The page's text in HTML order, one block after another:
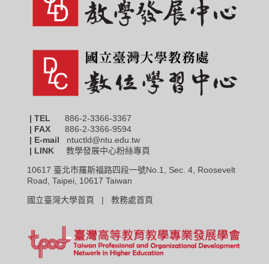
| TEL 886-2-3366-3367
| FAX
886-2-3366-9594
| E-mail ntuctld@ntu.edu.tw
| LINK 教學發展中心粉絲專頁
10617 臺北市羅斯福路四段一號No.1, Sec. 4, Roosevelt
Road, Taipei, 10617 Taiwan
國立臺灣大學首頁 | 教務處首頁